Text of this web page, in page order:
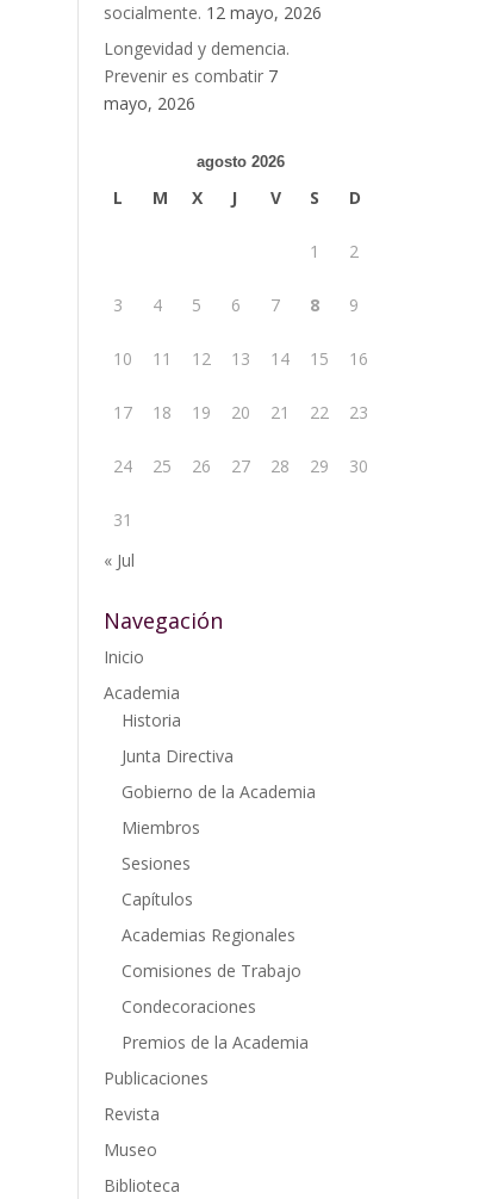
socialmente. 12 mayo, 2026
Longevidad y demencia.
Prevenir es combatir 7
mayo, 2026
agosto 2026
L M X J V S D
1 2
3 4 5 6 7 8 9
10 11 12 13 14 15 16
17 18 19 20 21 22 23
24 25 26 27 28 29 30
31
« Jul
Navegación
Inicio
Academia
Historia
Junta Directiva
Gobierno de la Academia
Miembros
Sesiones
Capítulos
Academias Regionales
Comisiones de Trabajo
Condecoraciones
Premios de la Academia
Publicaciones
Revista
Museo
Biblioteca